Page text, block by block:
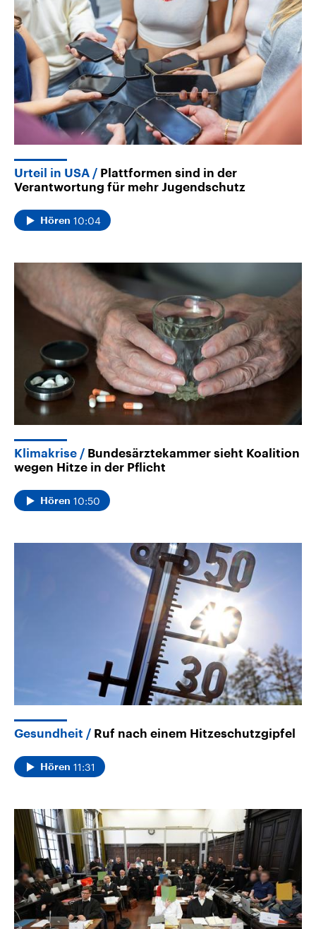
Urteil in USA
Plattformen sind in der
Verantwortung für mehr Jugendschutz
Hören 10:04
Klimakrise
Bundesärztekammer sieht Koalition
wegen Hitze in der Pflicht
Hören 10:50
Gesundheit Ruf nach einem Hitzeschutzgipfel
Hören 11:31